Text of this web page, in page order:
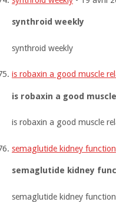
synthroid weekly
synthroid weekly
is robaxin a good muscle
is robaxin a good
is robaxin a good muscle
semaglutide kidney function
semaglutide kidney
semaglutide kidney function